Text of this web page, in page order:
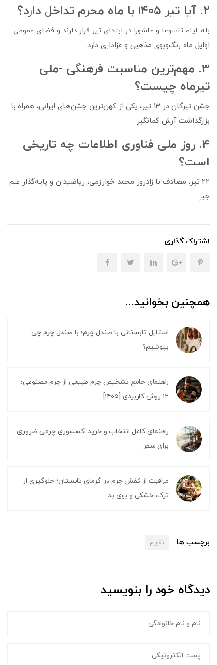
2. آیا تیر ۱۴۰۵ با ماه محرم تداخل دارد؟
بله. ایام تاسوعا و عاشورا در ابتدای تیر قرار دارند و فضای عمومی
اوایل ماه رنگ‌وبوی مذهبی و عزاداری دارد.
3. مهم‌ترین مناسبت فرهنگی -ملی
تیرماه چیست؟
جشن تیرگان در ۱۳ تیر، یکی از کهن‌ترین جشن‌های ایرانی، همراه با
بزرگداشت آرش کمانگیر
4. روز ملی فناوری اطلاعات چه تاریخی
است؟
۲۲ تیر، مصادف با زادروز محمد خوارزمی، ریاضیدان و پایه‌گذار علم
جبر
اشتراک گذاری
همچنین بخوانید...
استایل تابستانی با صندل چرم؛ با صندل چرم چی
بپوشیم؟
راهنمای جامع تشخیص چرم طبیعی از چرم مصنوعی؛
۱۲ روش کاربردی [۱۴۰۵]
راهنمای کامل انتخاب و خرید اکسسوری چرمی ضروری
برای سفر
مراقبت از کفش چرم در گرمای تابستان؛ جلوگیری از
ترک، خشکی و بوی بد
برچسب ها تقویم
دیدگاه خود را بنویسید